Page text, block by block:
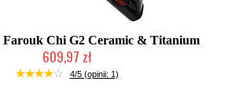
Farouk Chi G2 Ceramic & Titanium
609,97 zł
2-5 dni roboczych
4/5 (opinii: 1)